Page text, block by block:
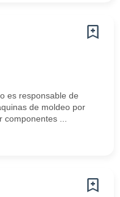
es responsable de
de moldeo por
...